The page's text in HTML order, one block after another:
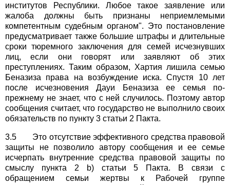
институтов Республики. Любое такое заявление или
жалоба должны быть признаны неприемлемыми
компетентным судебным органом". Это постановление
предусматривает также большие штрафы и длительные
сроки тюремного заключения для семей исчезнувших
лиц, если они говорят или заявляют об этих
преступлениях. Таким образом, Хартия лишила семью
Беназиза права на возбуждение иска. Спустя 10 лет
после исчезновения Дауи Беназиза ее семья по-
прежнему не знает, что с ней случилось. Поэтому автор
сообщения считает, что государство не выполнило своих
обязательств по пункту 3 статьи 2 Пакта.
3.5 Это отсутствие эффективного средства правовой
защиты не позволило автору сообщения и ее семье
исчерпать внутренние средства правовой защиты по
смыслу пункта 2 b) статьи 5 Пакта. В связи с
обращением семьи жертвы к Рабочей группе